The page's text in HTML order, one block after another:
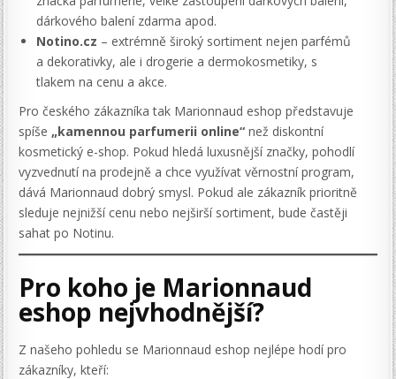
dárkového balení zdarma apod.
Notino.cz – extrémně široký sortiment nejen parfémů
a dekorativky, ale i drogerie a dermokosmetiky, s
tlakem na cenu a akce.
Pro českého zákazníka tak Marionnaud eshop představuje
spíše „kamennou parfumerii online“ než diskontní
kosmetický e-shop. Pokud hledá luxusnější značky, pohodlí
vyzvednutí na prodejně a chce využívat věrnostní program,
dává Marionnaud dobrý smysl. Pokud ale zákazník prioritně
sleduje nejnižší cenu nebo nejširší sortiment, bude častěji
sahat po Notinu.
Pro koho je Marionnaud
eshop nejvhodnější?
Z našeho pohledu se Marionnaud eshop nejlépe hodí pro
zákazníky, kteří: